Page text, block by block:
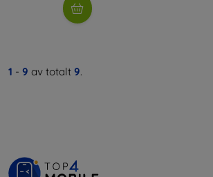
1 - 9 av totalt 9.